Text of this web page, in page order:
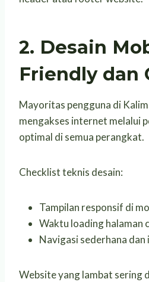
2. Desain
Friendly dan
Mayoritas pengguna di
mengakses internet melalui
optimal di semua perangkat.
Checklist teknis desain:
Tampilan responsif di
Waktu loading halaman
Navigasi sederhana
Website yang lambat sering